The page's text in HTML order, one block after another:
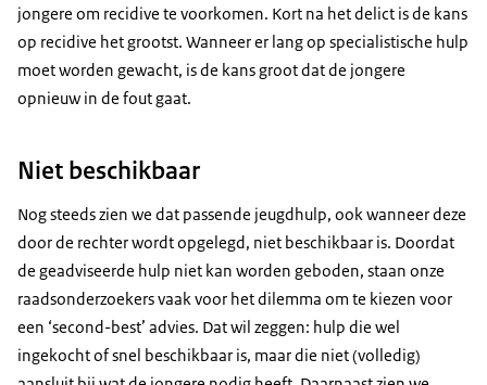
jongere om recidive te voorkomen. Kort na het delict is de kans
op recidive het grootst. Wanneer er lang op specialistische hulp
moet worden gewacht, is de kans groot dat de jongere
opnieuw in de fout gaat.
Niet beschikbaar
Nog steeds zien we dat passende jeugdhulp, ook wanneer deze
door de rechter wordt opgelegd, niet beschikbaar is. Doordat
de geadviseerde hulp niet kan worden geboden, staan onze
raadsonderzoekers vaak voor het dilemma om te kiezen voor
een ‘second-best’ advies. Dat wil zeggen: hulp die wel
ingekocht of snel beschikbaar is, maar die niet (volledig)